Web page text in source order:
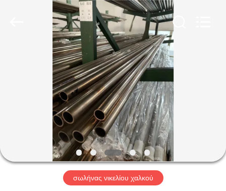
ΠΡΟΪΌΝΤΑ
ΠΕΡΊΠΟΥ
ΓΎΡΟΣ
ΕΡΓΟΣΤΑΣΊΩΝσωλήνας νικελίου χαλκού